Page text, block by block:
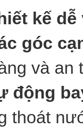
kế
góc
và an
động
thoát